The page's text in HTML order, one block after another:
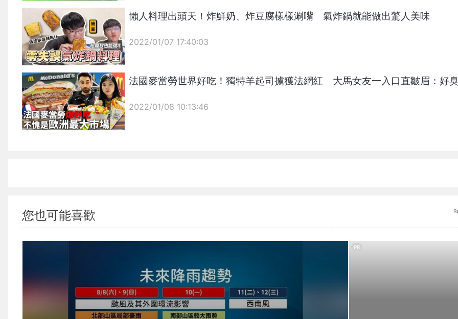
{PLAYICON}
{PLAYICON}
懶人料理出頭天！炸鮮奶、炸豆腐樣樣涮嘴 氣炸鍋就能做出驚人美味
2022/01/07 17:40:03
法國麥當勞世界好吃！獨特羊起司擄獲法網紅 大馬女友一入口直皺眉：好臭
2022/01/08 10:13:46
您也可能喜歡
PR